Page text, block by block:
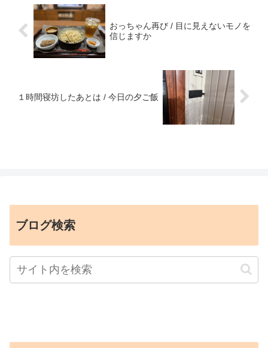
おっちゃん再び / 目に見えないモノを
信じますか
１時間寝坊したあとは / 今日の夕ご飯
ブログ検索